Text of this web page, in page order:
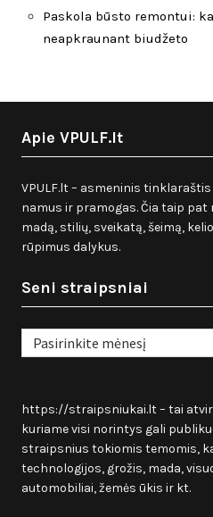
Paskola būsto remontui:
neapkraunant biudžeto
Apie VPULF.lt
VPULF.lt – asmeninis
namus ir pramogas. Čia taip
madą, stilių, sveikatą, šeimą,
rūpimus dalykus.
Seni straipsniai
Seni
straipsniai
https://straipsniukai.lt– tai
kuriame visi norintys gali
straipsnius tokiomis temomis,
technologijos, grožis, mada,
automobiliai, žemės ūkis ir kt.